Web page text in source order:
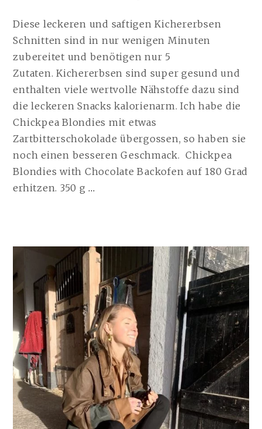
Diese leckeren und saftigen Kichererbsen
Schnitten sind in nur wenigen Minuten
zubereitet und benötigen nur 5
Zutaten. Kichererbsen sind super gesund und
enthalten viele wertvolle Nähstoffe dazu sind
die leckeren Snacks kalorienarm. Ich habe die
Chickpea Blondies mit etwas
Zartbitterschokolade übergossen, so haben sie
noch einen besseren Geschmack. Chickpea
Blondies with Chocolate Backofen auf 180 Grad
erhitzen. 350 g…
| 25.03.2021
WEITERLESEN